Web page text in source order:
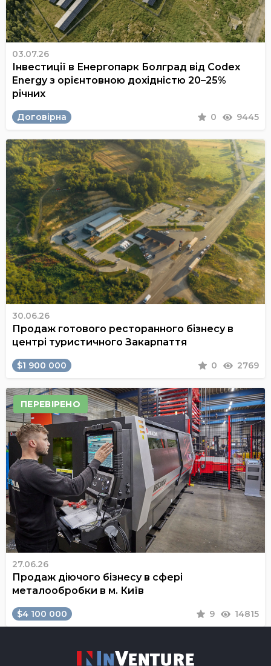
03.07.26
Інвестиції в Енергопарк Болград від Codex
Energy з орієнтовною дохідністю 20–25%
річних
Договірна 0 9445
30.06.26
Продаж готового ресторанного бізнесу в
центрі туристичного Закарпаття
$1 900 000 0 2769
ПЕРЕВІРЕНО
27.06.26
Продаж діючого бізнесу в сфері
металообробки в м. Київ
$4 100 000 9 14815